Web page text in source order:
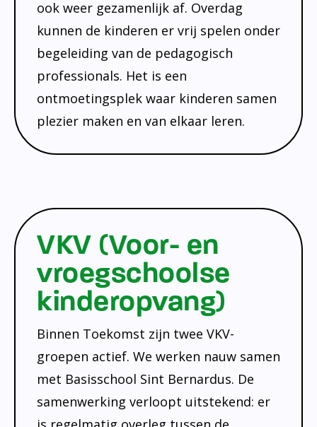
ook weer gezamenlijk af. Overdag
kunnen de kinderen er vrij spelen onder
begeleiding van de pedagogisch
professionals. Het is een
ontmoetingsplek waar kinderen samen
plezier maken en van elkaar leren.
VKV (Voor- en
vroegschoolse
kinderopvang)
Binnen Toekomst zijn twee VKV-
groepen actief. We werken nauw samen
met Basisschool Sint Bernardus. De
samenwerking verloopt uitstekend: er